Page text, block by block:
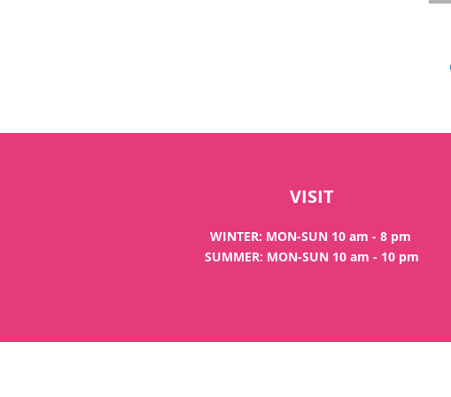
VISIT
WINTER: MON-SUN 10 am - 8 pm
SUMMER: MON-SUN 10 am - 10 pm